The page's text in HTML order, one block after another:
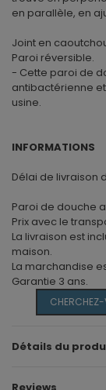
en parallèle, en
Joint en
Paroi réversible.
- Cette paroi de
antibactérienne et
usine.
INFORMATIONS
Délai de livraison
Paroi de douche
Prix ​​avec le
La livraison est
maison.
La marchandise
Garantie 3 ans.
CHERCHEZ-
Détails du